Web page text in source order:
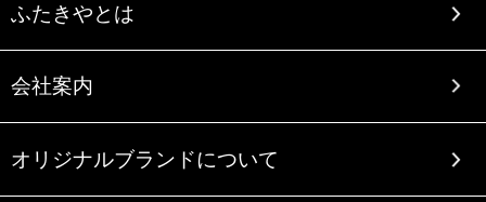
ふたきやとは
会社案内
オリジナルブランドについて